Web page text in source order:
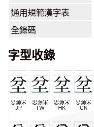
通用規範漢字表
全錄碼
字型收錄
思源宋
JP
思源宋
TW
思源宋
HK
思源宋
CN